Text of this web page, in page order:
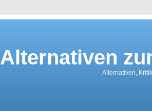
Alternativen
Alternativen,